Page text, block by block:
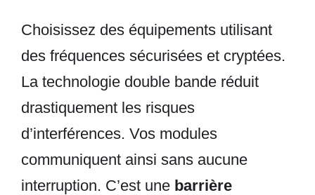
Choisissez des équipements utilisant
des fréquences sécurisées et cryptées.
La technologie double bande réduit
drastiquement les risques
d’interférences. Vos modules
communiquent ainsi sans aucune
interruption. C’est une barrière